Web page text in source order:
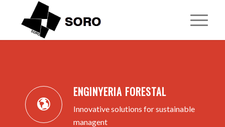
ENGINYERIA FORESTAL
Innovative solutions for sustainable
managent